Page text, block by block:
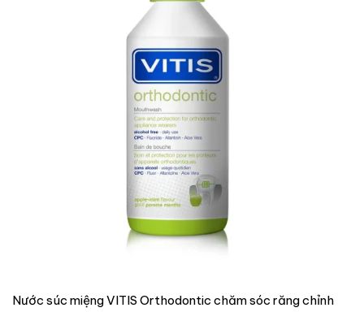
Nước súc miệng VITIS Orthodontic chăm sóc răng chỉnh